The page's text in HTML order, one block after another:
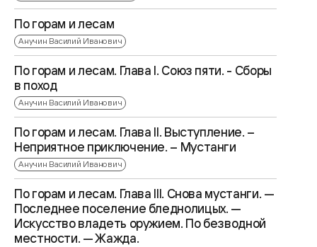
По горам и лесам
Анучин Василий Иванович
По горам и лесам. Глава I. Союз пяти. - Сборы
в поход
Анучин Василий Иванович
По горам и лесам. Глава II. Выступление. –
Неприятное приключение. – Мустанги
Анучин Василий Иванович
По горам и лесам. Глава III. Снова мустанги. —
Последнее поселение бледнолицых. —
Искусство владеть оружием. По безводной
местности. — Жажда.